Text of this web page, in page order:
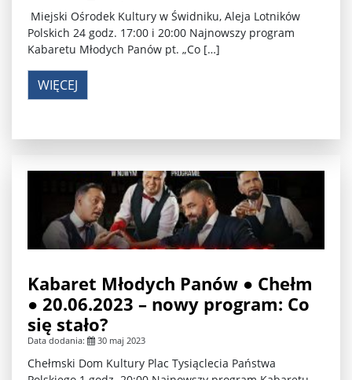
Miejski Ośrodek Kultury w Świdniku, Aleja Lotników
Polskich 24 godz. 17:00 i 20:00 Najnowszy program
Kabaretu Młodych Panów pt. „Co […]
WIĘCEJ
Kabaret Młodych Panów ● Chełm
● 20.06.2023 – nowy program: Co
się stało?
Data dodania: 30 maj 2023
Chełmski Dom Kultury Plac Tysiąclecia Państwa